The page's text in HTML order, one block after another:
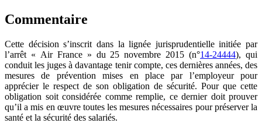
Commentaire
Cette décision s’inscrit dans la lignée jurisprudentielle initiée par
l’arrêt « Air France » du 25 novembre 2015 (n°14-24444), qui
conduit les juges à davantage tenir compte, ces dernières années, des
mesures de prévention mises en place par l’employeur pour
apprécier le respect de son obligation de sécurité. Pour que cette
obligation soit considérée comme remplie, ce dernier doit prouver
qu’il a mis en œuvre toutes les mesures nécessaires pour préserver la
santé et la sécurité des salariés.